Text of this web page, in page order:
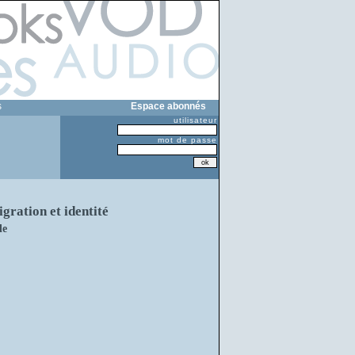
Espace abonnés
utilisateur
mot de passe
et identité